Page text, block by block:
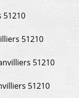
51210
51210
51210
51210